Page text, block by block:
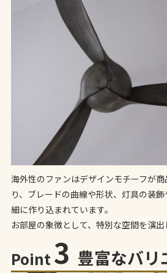
海外性のファンはデザインモチーフが
り、ブレードの曲線や形状、灯具の装
細に作り込まれています。
お部屋の象徴として、特別な空間を演
Point3 豊富なバリ